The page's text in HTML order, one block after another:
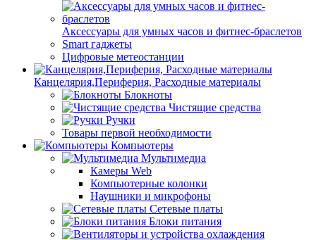
Аксессуары для умных часов и фитнес-браслетов
Smart гаджеты
Цифровые метеостанции
Канцелярия,Периферия, Расходные материалы
Блокноты
Чистящие средства
Ручки
Товары первой необходимости
Компьютеры
Мультимедиа
Камеры Web
Компьютерные колонки
Наушники и микрофоны
Сетевые платы
Блоки питания